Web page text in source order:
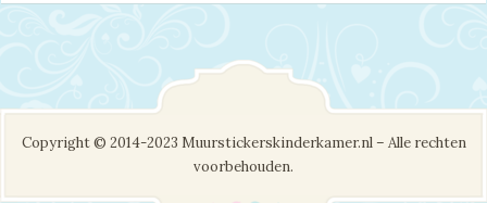
Copyright © 2014-2023 Muurstickerskinderkamer.nl – Alle rechten
voorbehouden.